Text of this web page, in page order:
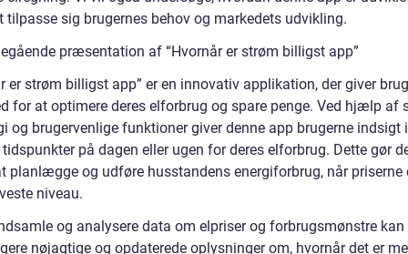
tilpasse sig brugernes behov og markedets udvikling.
præsentation af “Hvornår er strøm billigst app”
er strøm billigst app” er en innovativ applikation, der giver
for at optimere deres elforbrug og spare penge. Ved hjælp af
og brugervenlige funktioner giver denne app brugerne indsigt
på dagen eller ugen for deres elforbrug. Dette gør
planlægge og udføre husstandens energiforbrug, når priserne
niveau.
og analysere data om elpriser og forbrugsmønstre kan
nøjagtige og opdaterede oplysninger om, hvornår det er